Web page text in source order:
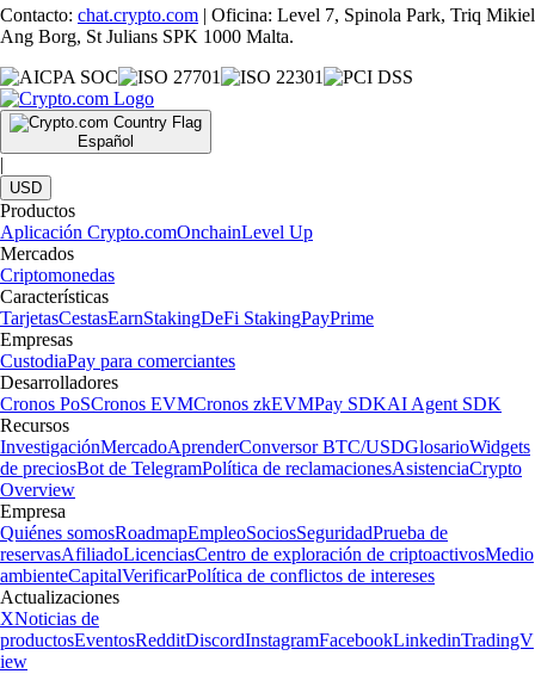
Contacto: chat.crypto.com | Oficina: Level 7, Spinola Park, Triq Mikiel
Ang Borg, St Julians SPK 1000 Malta.
Español
|
USD
Productos
Aplicación Crypto.comOnchainLevel Up
Mercados
Criptomonedas
Características
TarjetasCestasEarnStakingDeFi StakingPayPrime
Empresas
CustodiaPay para comerciantes
Desarrolladores
Cronos PoSCronos EVMCronos zkEVMPay SDKAI Agent SDK
Recursos
InvestigaciónMercadoAprenderConversor BTC/USDGlosarioWidgets
de preciosBot de TelegramPolítica de reclamacionesAsistenciaCrypto
Overview
Empresa
Quiénes somosRoadmapEmpleoSociosSeguridadPrueba de
reservasAfiliadoLicenciasCentro de exploración de criptoactivosMedio
ambienteCapitalVerificarPolítica de conflictos de intereses
Actualizaciones
XNoticias de
productosEventosRedditDiscordInstagramFacebookLinkedinTradingV
iew